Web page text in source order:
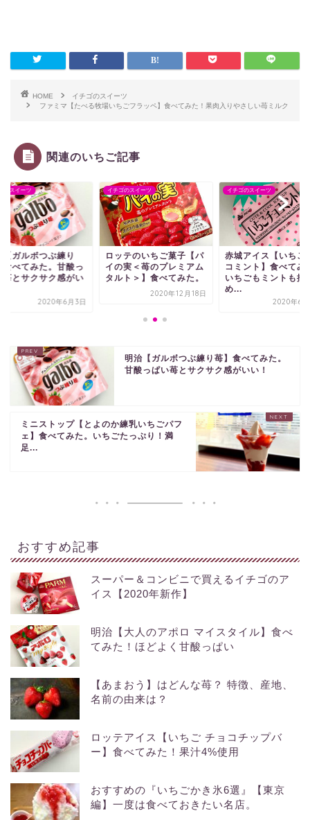
HOME
イチゴのスイーツ
ファミマ【たべる牧場いちごフラッペ】食べてみた！果肉入りやさしい苺ミルク
関連のいちご記事
のスイーツ
【ガルボつぶ練り
食べてみた。甘酸っ
苺とサクサク感がい
2020年6月3日
イチゴのスイーツ
ロッテのいちご菓子【パ
イの実＜苺のプレミアム
タルト＞】食べてみた。
2020年12月18日
イチゴのスイーツ
赤城アイス【いちご
コミント】食べてみ
いちごもミントも控
め...
2020年6
明治【ガルボつぶ練り苺】食べてみた。
甘酸っぱい苺とサクサク感がいい！
ミニストップ【とよのか練乳いちごパフ
ェ】食べてみた。いちごたっぷり！満
足...
おすすめ記事
スーパー＆コンビニで買えるイチゴのア
イス【2020年新作】
明治【大人のアポロ マイスタイル】食べ
てみた！ほどよく甘酸っぱい
【あまおう】はどんな苺？ 特徴、産地、
名前の由来は？
ロッテアイス【いちご チョコチップバ
ー】食べてみた！果汁4%使用
おすすめの『いちごかき氷6選』【東京
編】一度は食べておきたい名店。